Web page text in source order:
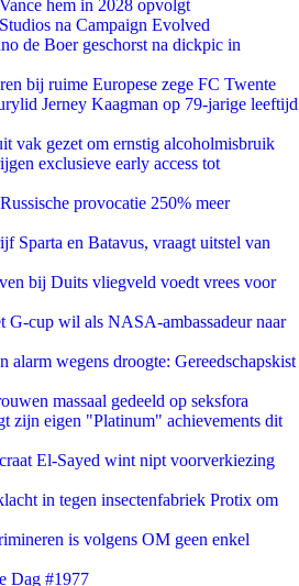
hem in 2028 opvolgt
na Campaign Evolved
de Boer geschorst na dickpic in
bij ruime Europese zege FC Twente
Jerney Kaagman op 79-jarige leeftijd
vak gezet om ernstig alcoholmisbruik
exclusieve early access tot
provocatie 250% meer
Sparta en Batavus, vraagt uitstel van
bij Duits vliegveld voedt vrees voor
G-cup wil als NASA-ambassadeur naar
alarm wegens droogte: Gereedschapskist
massaal gedeeld op seksfora
zijn eigen "Platinum" achievements dit
El-Sayed wint nipt voorverkiezing
in tegen insectenfabriek Protix om
is volgens OM geen enkel
Dag #1977